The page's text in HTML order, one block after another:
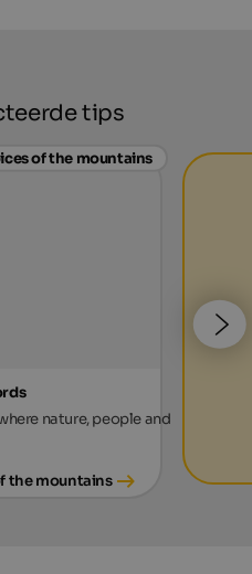
tips
of the mountains
nature, people and
the mountains